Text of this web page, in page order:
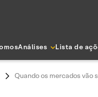
Análises Lista de
Quando os mercados vão